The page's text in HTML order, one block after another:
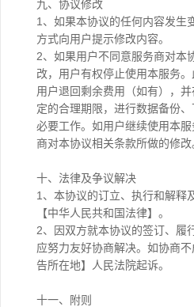
九、协议修改
1、如果本协议的任何内容发生
方式向用户提示修改内容。
2、如果用户不同意服务商对本
改，用户有权停止使用本服务
用户退回剩余费用（如有），
定的合理期限，进行数据备份
必要工作。如用户继续使用本
商对本协议相关条款所做的修改
十、法律及争议解决
1、本协议的订立、执行和解释
【中华人民共和国法律】。
2、因双方就本协议的签订、履
应努力友好协商解决。如协商
告所在地】人民法院起诉。
十一、附则